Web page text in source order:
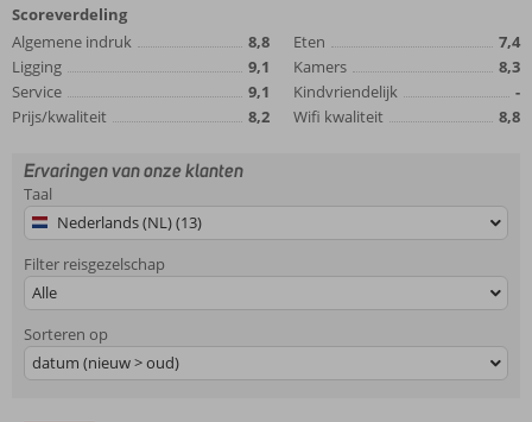
Scoreverdeling
Algemene indruk
8,8
Ligging
9,1
Service
9,1
Prijs/kwaliteit
8,2
Eten
7,4
Kamers
8,3
Kindvriendelijk
-
Wifi kwaliteit
8,8
Ervaringen van onze klanten
Taal
Nederlands (NL) (13)
Filter reisgezelschap
Alle
Sorteren op
datum (nieuw > oud)